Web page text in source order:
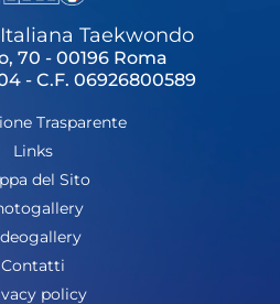
Taekwondo
70 - 00196 Roma
- C.F. 06926800589
Trasparente
Links
del Sito
Contatti
policy